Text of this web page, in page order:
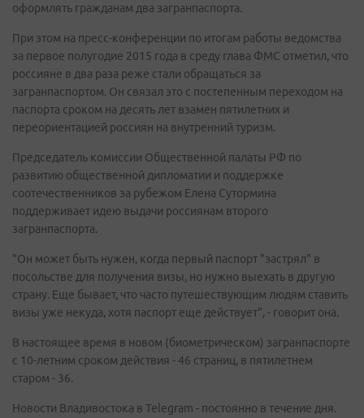
оформлять гражданам два загранпаспорта.
При этом на пресс-конференции по итогам работы ведомства
за первое полугодие 2015 года в среду глава ФМС отметил, что
россияне в два раза реже стали обращаться за
загранпаспортом. Он связал это с постепенным переходом на
паспорта сроком на десять лет взамен пятилетних и
переориентацией россиян на внутренний туризм.
Председатель комиссии Общественной палаты РФ по
развитию общественной дипломатии и поддержке
соотечественников за рубежом Елена Сутормина
поддерживает идею выдачи россиянам второго
загранпаспорта.
"Он может быть нужен, когда первый паспорт "застрял" в
посольстве для получения визы, но нужно выехать в другую
страну. Еще бывает, что часто путешествующим людям ставить
визы уже некуда, хотя паспорт еще действует", - говорит она.
В настоящее время в новом (биометрическом) загранпаспорте
с 10-летним сроком действия - 46 страниц, в пятилетнем
старом - 36.
Новости Владивостока в Telegram - постоянно в течение дня.